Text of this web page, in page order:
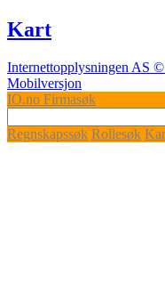
Kart
Internettopplysningen AS
Mobilversjon
IO.no Firmasøk
Regnskapssøk Rollesøk